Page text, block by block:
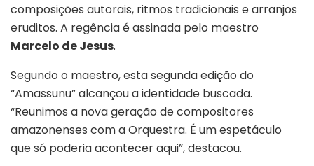
composições autorais, ritmos tradicionais e arranjos
eruditos. A regência é assinada pelo maestro
Marcelo de Jesus.
Segundo o maestro, esta segunda edição do
“Amassunu” alcançou a identidade buscada.
“Reunimos a nova geração de compositores
amazonenses com a Orquestra. É um espetáculo
que só poderia acontecer aqui”, destacou.